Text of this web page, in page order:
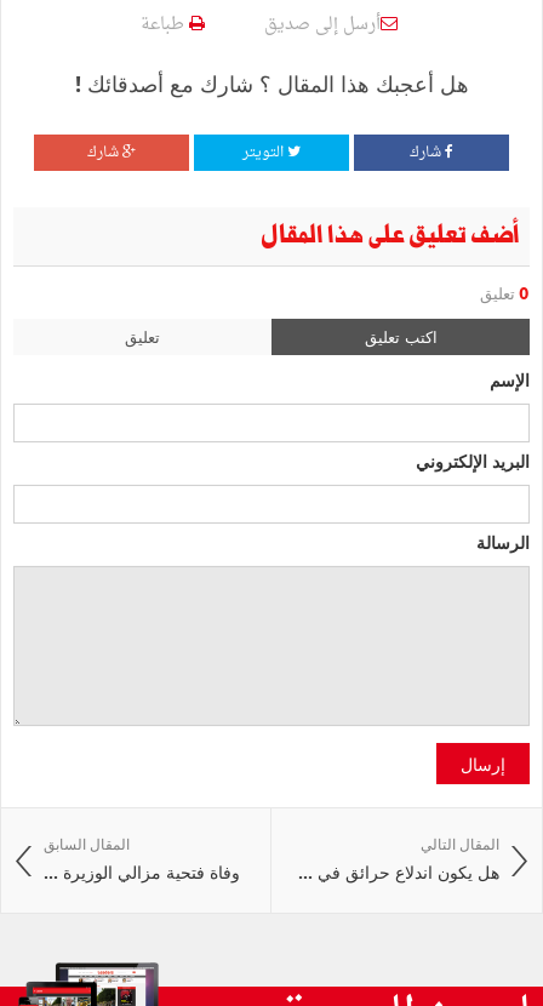
أرسل إلى صديق طباعة
هل أعجبك هذا المقال ؟ شارك مع أصدقائك !
شارك التويتر شارك
أضف تعليق على هذا المقال
0 تعليق
اكتب تعليق تعليق
الإسم
البريد الإلكتروني
الرسالة
إرسال
المقال السابق
وفاة فتحية مزالي الوزيرة ...
المقال التالي
هل يكون اندلاع حرائق في ...